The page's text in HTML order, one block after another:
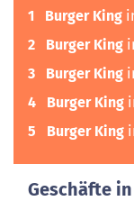
1 Burger King
2 Burger King
3 Burger King
4 Burger King
5 Burger King
Geschäfte